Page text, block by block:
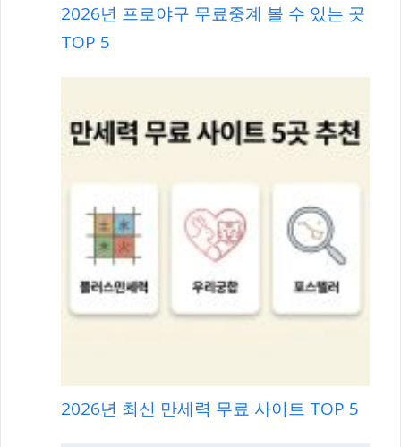
2026년 프로야구 무료중계 볼 수 있는 곳
TOP 5
2026년 최신 만세력 무료 사이트 TOP 5